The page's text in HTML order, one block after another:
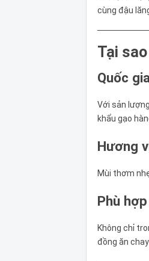
cùng đậu
Tại
Quốc
Với sản
khẩu gạo
Hương
Mùi thơm
Phù
Không chỉ
đồng ăn